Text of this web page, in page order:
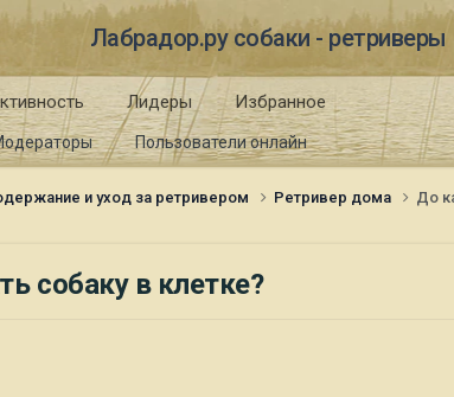
Лабрадор.ру собаки - ретриверы
Пользователи онлайн
Лидеры Избранное
и уход за ретривером Ретривер дома До
собаку в клетке?